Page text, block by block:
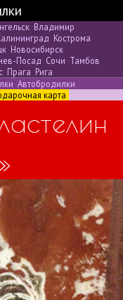
Владимир
Кострома
Новосибирск
Посад Сочи Тамбов
Прага Рига
Автобродилки
карта